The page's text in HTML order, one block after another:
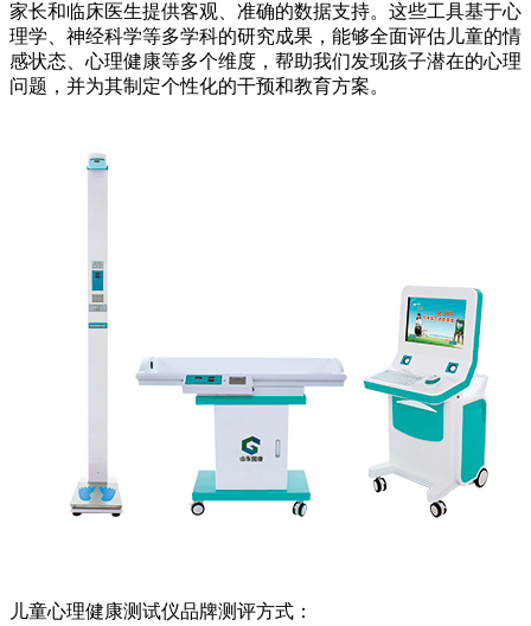
家长和临床医生提供客观、准确的数据支持。这些工具基于心
理学、神经科学等多学科的研究成果，能够全面评估儿童的情
感状态、心理健康等多个维度，帮助我们发现孩子潜在的心理
问题，并为其制定个性化的干预和教育方案。
儿童心理健康测试仪品牌测评方式：